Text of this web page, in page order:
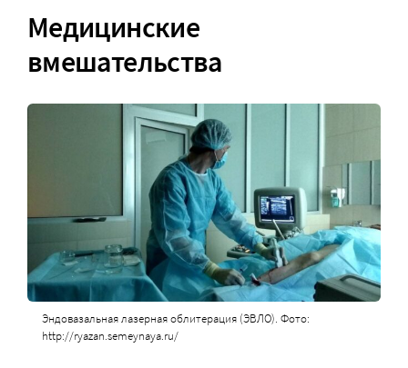
Медицинские
вмешательства
Эндовазальная лазерная облитерация (ЭВЛО). Фото:
http://ryazan.semeynaya.ru/